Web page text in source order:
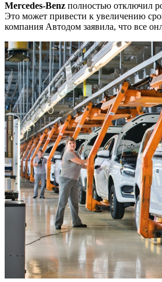
Mercedes-Benz полностью отключил
Это может привести к увеличению
компания Автодом заявила, что все